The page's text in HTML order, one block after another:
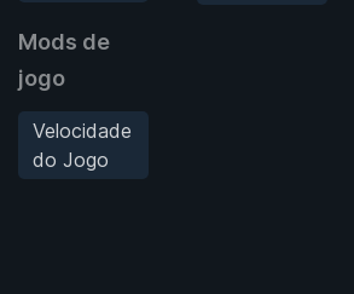
Mods de
jogo
Velocidade
do Jogo